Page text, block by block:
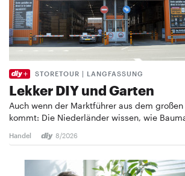
STORETOUR | LANGFASSUNG
Lekker DIY und Garten
Auch wenn der Marktführer aus dem
kommt: Die Niederländer wissen, wie
Handel 8/2026